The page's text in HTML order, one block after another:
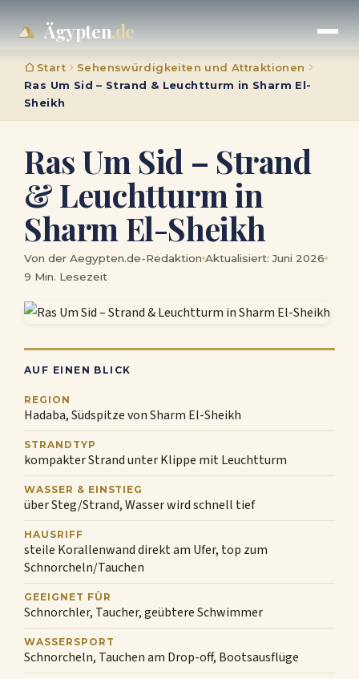
Ägypten.de
Start
Sehenswürdigkeiten und Attraktionen
Ras Um Sid – Strand & Leuchtturm in Sharm El-
Sheikh
Ras Um Sid – Strand
& Leuchtturm in
Sharm El-Sheikh
Von der Aegypten.de-Redaktion Aktualisiert: Juni 2026
9 Min. Lesezeit
AUF EINEN BLICK
REGION
Hadaba, Südspitze von Sharm El-Sheikh
STRANDTYP
kompakter Strand unter Klippe mit Leuchtturm
WASSER & EINSTIEG
über Steg/Strand, Wasser wird schnell tief
HAUSRIFF
steile Korallenwand direkt am Ufer, top zum
Schnorcheln/Tauchen
GEEIGNET FÜR
Schnorchler, Taucher, geübtere Schwimmer
WASSERSPORT
Schnorcheln, Tauchen am Drop-off, Bootsausflüge